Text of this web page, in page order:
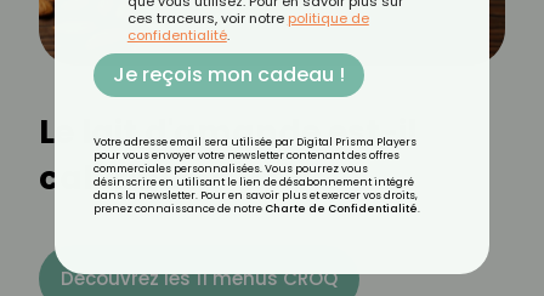
Le lait d'amande est-il
calorique ?
Découvrez les 11 menus CROQ
ces traceurs, voir notre politique de
confidentialité.
Je reçois mon cadeau !
Votre adresse email sera utilisée par Digital Prisma Players
pour vous envoyer votre newsletter contenant des offres
commerciales personnalisées. Vous pourrez vous
désinscrire en utilisant le lien de désabonnement intégré
dans la newsletter. Pour en savoir plus et exercer vos droits,
prenez connaissance de notre Charte de Confidentialité.